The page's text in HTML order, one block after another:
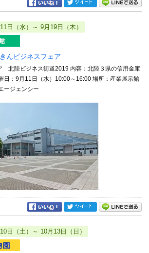
日（水）～ 9月19日（木）
んビジネスフェア
北陸ビジネス街道2019 内容：北陸３県の信用金庫
日：9月11日（水）10:00～16:00 場所：産業展示館
ージェンシー
日（土）～ 10月13日（日）